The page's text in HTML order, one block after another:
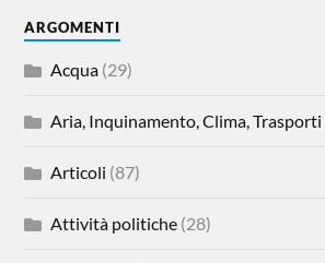
ARGOMENTI
Acqua (29)
Aria, Inquinamento, Clima, Trasporti
Articoli (87)
Attività politiche (28)